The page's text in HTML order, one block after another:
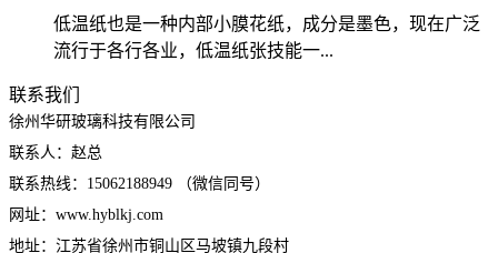
低温纸也是一种内部小膜花纸，成分是墨色，现在广泛
流行于各行各业，低温纸张技能一...
联系我们
徐州华研玻璃科技有限公司
联系人：赵总
联系热线：15062188949 （微信同号）
网址：www.hyblkj.com
地址：江苏省徐州市铜山区马坡镇九段村